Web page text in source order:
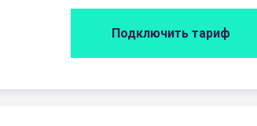
Подключить тариф